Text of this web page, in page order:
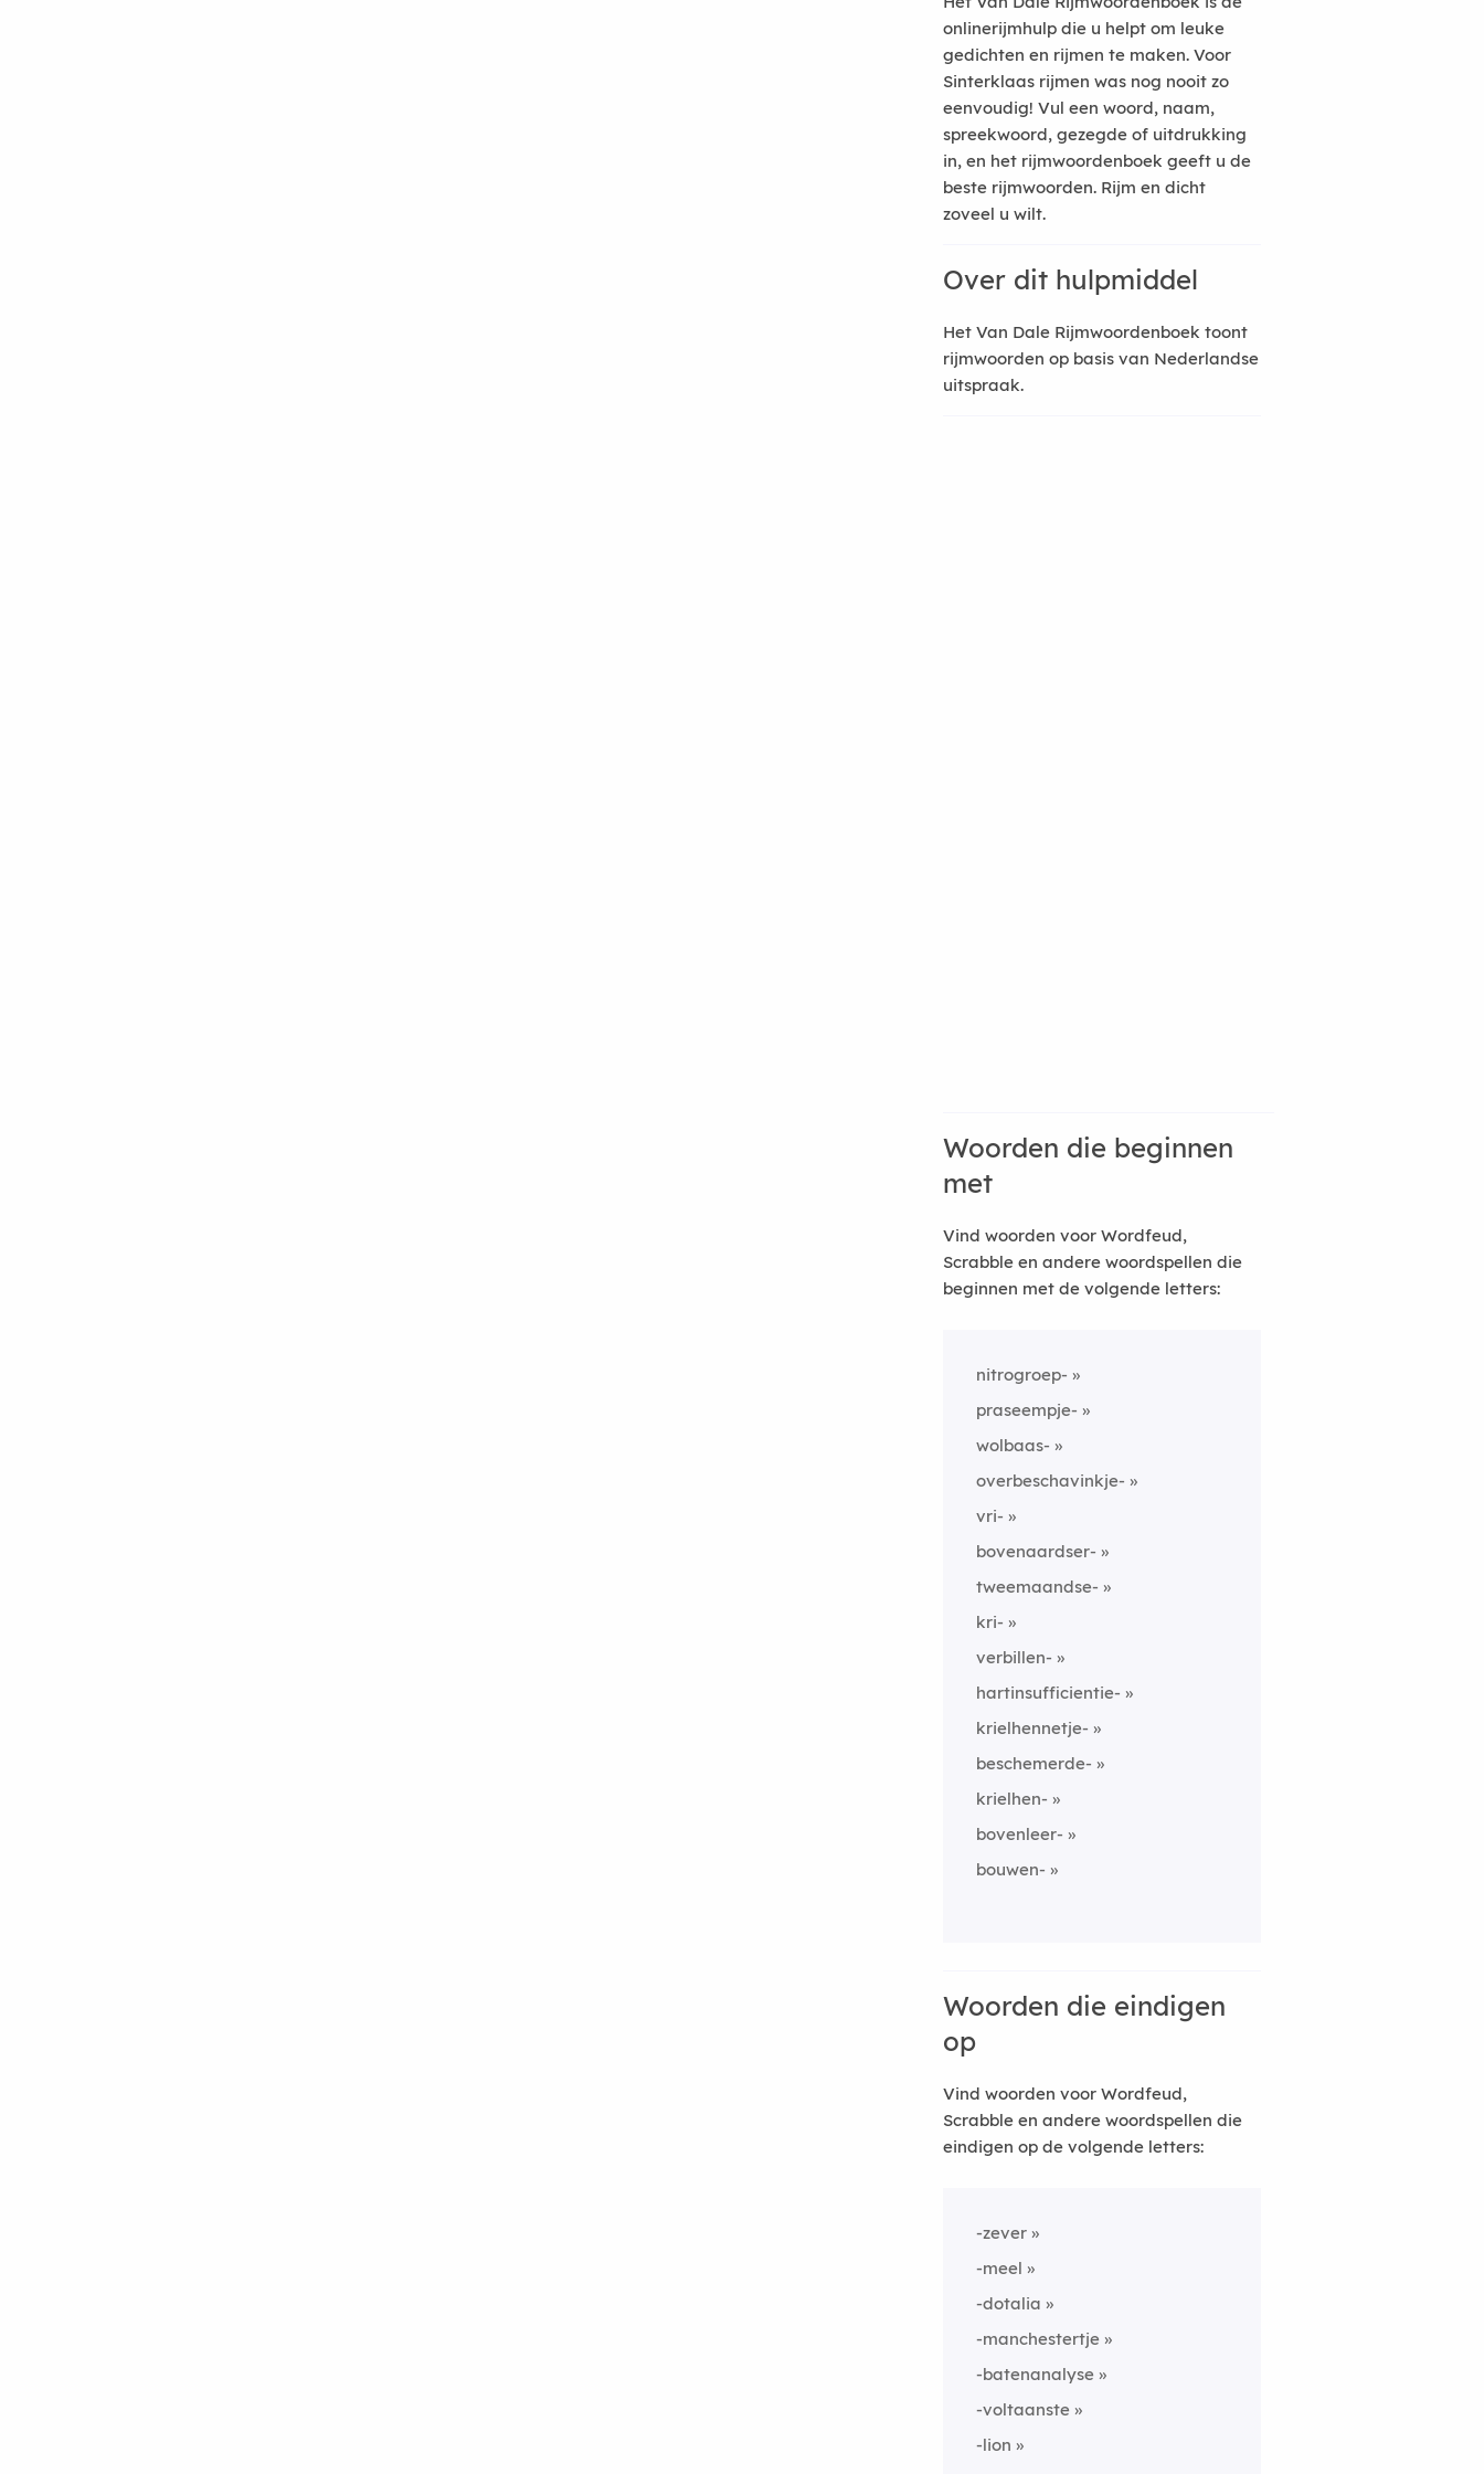
onlinerijmhulp die u helpt om leuke
gedichten en rijmen te maken. Voor
Sinterklaas rijmen was nog nooit zo
eenvoudig! Vul een woord, naam,
spreekwoord, gezegde of uitdrukking
in, en het rijmwoordenboek geeft u de
beste rijmwoorden. Rijm en dicht
zoveel u wilt.
Over dit hulpmiddel
Het Van Dale Rijmwoordenboek toont
rijmwoorden op basis van Nederlandse
uitspraak.
Woorden die beginnen
met
Vind woorden voor Wordfeud,
Scrabble en andere woordspellen die
beginnen met de volgende letters:
nitrogroep-
praseempje-
wolbaas-
overbeschavinkje-
vri-
bovenaardser-
tweemaandse-
kri-
verbillen-
hartinsufficientie-
krielhennetje-
beschemerde-
krielhen-
bovenleer-
bouwen-
Woorden die eindigen
op
Vind woorden voor Wordfeud,
Scrabble en andere woordspellen die
eindigen op de volgende letters:
-zever
-meel
-dotalia
-manchestertje
-batenanalyse
-voltaanste
-lion